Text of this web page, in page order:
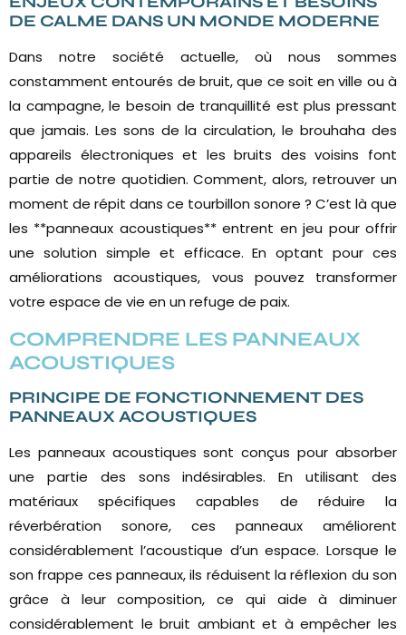
DE CALME DANS UN MONDE MODERNE
Dans notre société actuelle, où nous sommes
constamment entourés de bruit, que ce soit en ville ou à
la campagne, le besoin de tranquillité est plus pressant
que jamais. Les sons de la circulation, le brouhaha des
appareils électroniques et les bruits des voisins font
partie de notre quotidien. Comment, alors, retrouver un
moment de répit dans ce tourbillon sonore ? C’est là que
les **panneaux acoustiques** entrent en jeu pour offrir
une solution simple et efficace. En optant pour ces
améliorations acoustiques, vous pouvez transformer
votre espace de vie en un refuge de paix.
COMPRENDRE LES PANNEAUX
ACOUSTIQUES
PRINCIPE DE FONCTIONNEMENT DES
PANNEAUX ACOUSTIQUES
Les panneaux acoustiques sont conçus pour absorber
une partie des sons indésirables. En utilisant des
matériaux spécifiques capables de réduire la
réverbération sonore, ces panneaux améliorent
considérablement l’acoustique d’un espace. Lorsque le
son frappe ces panneaux, ils réduisent la réflexion du son
grâce à leur composition, ce qui aide à diminuer
considérablement le bruit ambiant et à empêcher les